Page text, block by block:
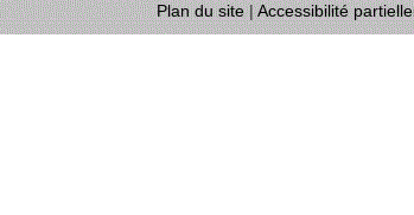
Plan du site|Accessibilité